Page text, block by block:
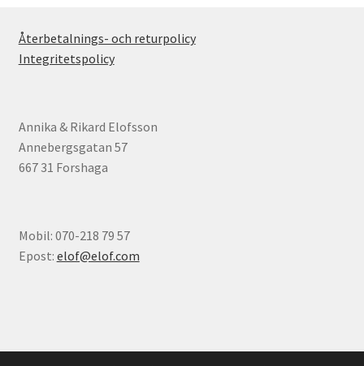
Återbetalnings- och returpolicy
Integritetspolicy
Annika & Rikard Elofsson
Annebergsgatan 57
667 31 Forshaga
Mobil: 070-218 79 57
Epost: elof@elof.com